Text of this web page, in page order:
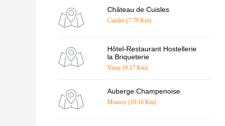
Château de Cuisles
Cuisles (7.79 Km)
Hôtel-Restaurant Hostellerie
la Briqueterie
Vinay (9.17 Km)
Auberge Champenoise
Moussy (10.16 Km)